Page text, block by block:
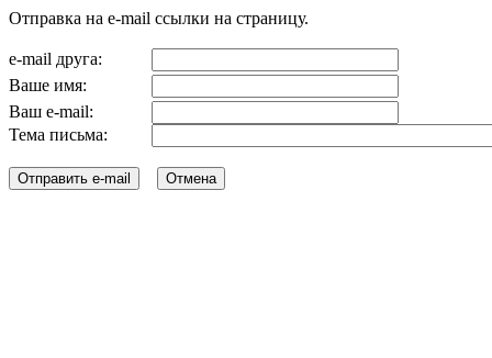
Отправка на e-mail ссылки на страницу.
e-mail друга:
Ваше имя:
Ваш e-mail:
Тема письма: